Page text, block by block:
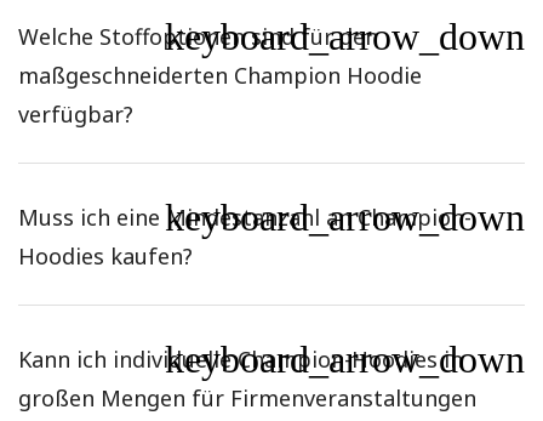
Welche Stoffoptionen sind für den
maßgeschneiderten Champion Hoodie
verfügbar?
keyboard_arrow_down
Muss ich eine Mindestanzahl an Champion-
Hoodies kaufen?
keyboard_arrow_down
Kann ich individuelle Champion-Hoodies in
großen Mengen für Firmenveranstaltungen
keyboard_arrow_down